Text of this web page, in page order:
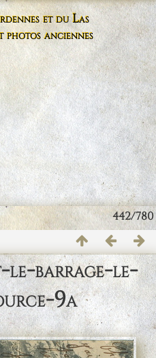
et du Las
photos anciennes
442/780
le-barrage-le-
9a